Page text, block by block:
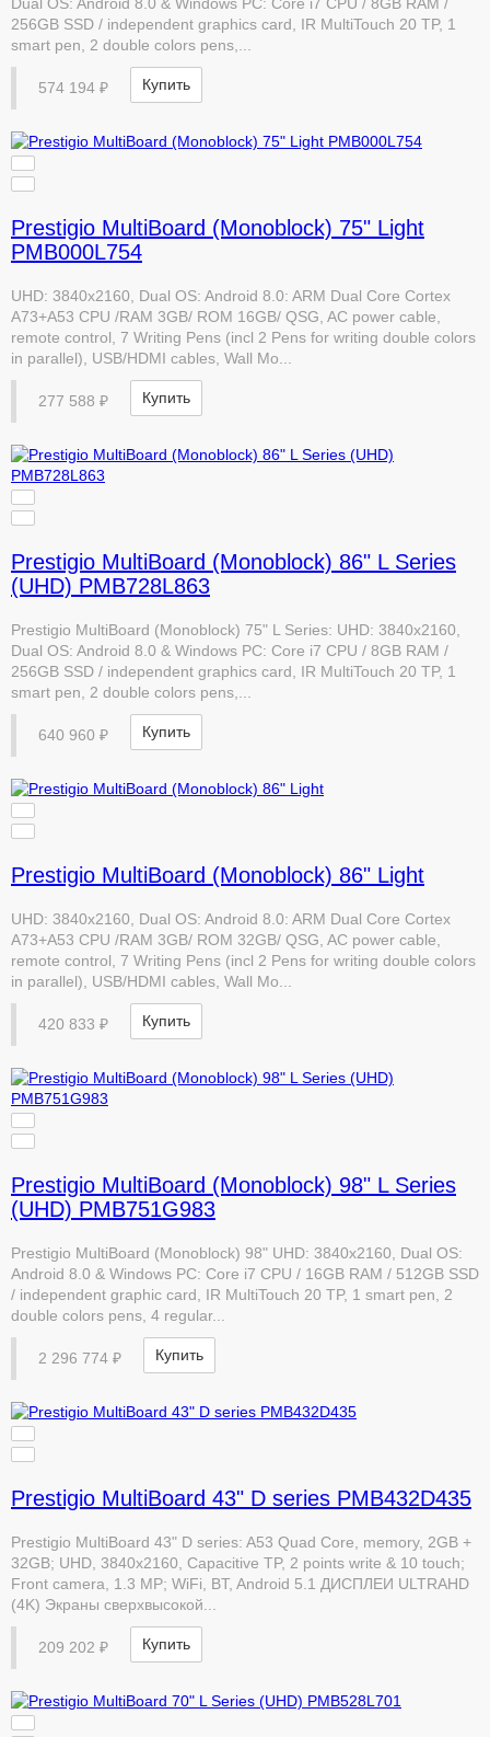
256GB SSD / independent graphics card, IR MultiTouch 20 TP, 1
smart pen, 2 double colors pens,...
574 194 ₽ Купить
Prestigio MultiBoard (Monoblock) 75" Light
PMB000L754
UHD: 3840x2160, Dual OS: Android 8.0: ARM Dual Core Cortex
A73+A53 CPU /RAM 3GB/ ROM 16GB/ QSG, AC power cable,
remote control, 7 Writing Pens (incl 2 Pens for writing double colors
in parallel), USB/HDMI cables, Wall Mo...
277 588 ₽ Купить
Prestigio MultiBoard (Monoblock) 86" L Series
(UHD) PMB728L863
Prestigio MultiBoard (Monoblock) 75" L Series: UHD: 3840x2160,
Dual OS: Android 8.0 & Windows PC: Core i7 CPU / 8GB RAM /
256GB SSD / independent graphics card, IR MultiTouch 20 TP, 1
smart pen, 2 double colors pens,...
640 960 ₽ Купить
Prestigio MultiBoard (Monoblock) 86" Light
UHD: 3840x2160, Dual OS: Android 8.0: ARM Dual Core Cortex
A73+A53 CPU /RAM 3GB/ ROM 32GB/ QSG, AC power cable,
remote control, 7 Writing Pens (incl 2 Pens for writing double colors
in parallel), USB/HDMI cables, Wall Mo...
420 833 ₽ Купить
Prestigio MultiBoard (Monoblock) 98" L Series
(UHD) PMB751G983
Prestigio MultiBoard (Monoblock) 98" UHD: 3840x2160, Dual OS:
Android 8.0 & Windows PC: Core i7 CPU / 16GB RAM / 512GB SSD
/ independent graphic card, IR MultiTouch 20 TP, 1 smart pen, 2
double colors pens, 4 regular...
2 296 774 ₽ Купить
Prestigio MultiBoard 43" D series PMB432D435
Prestigio MultiBoard 43" D series: A53 Quad Core, memory, 2GB +
32GB; UHD, 3840x2160, Capacitive TP, 2 points write & 10 touch;
Front camera, 1.3 MP; WiFi, BT, Android 5.1 ДИСПЛЕИ ULTRAHD
(4K) Экраны сверхвысокой...
209 202 ₽ Купить